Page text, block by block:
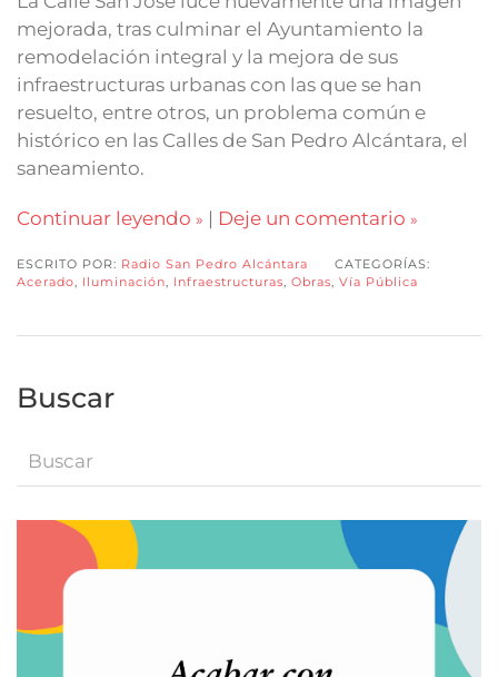
mejorada, tras culminar el Ayuntamiento la
remodelación integral y la mejora de sus
infraestructuras urbanas con las que se han
resuelto, entre otros, un problema común e
histórico en las Calles de San Pedro Alcántara, el
saneamiento.
Continuar leyendo | Deje un comentario
ESCRITO POR: Radio San Pedro Alcántara
CATEGORÍAS:
Acerado
Iluminación Infraestructuras Obras Vía Pública
Buscar